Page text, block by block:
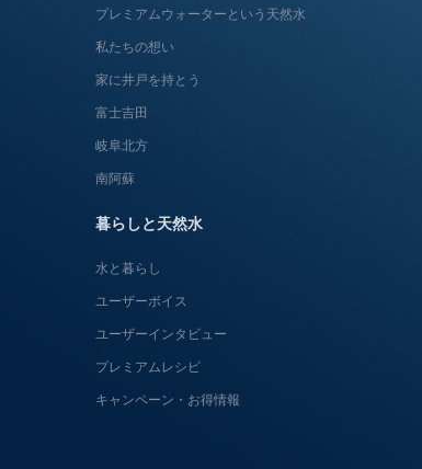
プレミアムウォーターという天然水
私たちの想い
家に井戸を持とう
富士吉田
岐阜北方
南阿蘇
暮らしと天然水
水と暮らし
ユーザーボイス
ユーザーインタビュー
プレミアムレシピ
キャンペーン・お得情報